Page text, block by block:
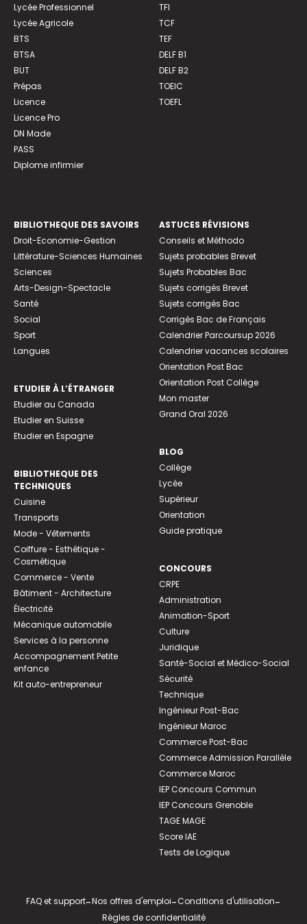
Lycée Professionnel
Lycée Agricole
BTS
BTSA
BUT
Prépas
Licence
Licence Pro
DN Made
PASS
Diplome infirmier
TFI
TCF
TEF
DELF B1
DELF B2
TOEIC
TOEFL
BIBLIOTHEQUE DES SAVOIRS
Droit-Economie-Gestion
Littérature-Sciences Humaines
Sciences
Arts-Design-Spectacle
Santé
Social
Sport
Langues
ETUDIER À L’ÉTRANGER
Etudier au Canada
Etudier en Suisse
Etudier en Espagne
BIBLIOTHEQUE DES
TECHNIQUES
Cuisine
Transports
Mode - Vêtements
Coiffure - Esthétique -
Cosmétique
Commerce - Vente
Bâtiment - Architecture
Électricité
Mécanique automobile
Services à la personne
Accompagnement Petite
enfance
Kit auto-entrepreneur
ASTUCES RÉVISIONS
Conseils et Méthodo
Sujets probables Brevet
Sujets Probables Bac
Sujets corrigés Brevet
Sujets corrigés Bac
Corrigés Bac de Français
Calendrier Parcoursup 2026
Calendrier vacances scolaires
Orientation Post Bac
Orientation Post Collège
Mon master
Grand Oral 2026
BLOG
Collège
Lycée
Supérieur
Orientation
Guide pratique
CONCOURS
CRPE
Administration
Animation-Sport
Culture
Juridique
Santé-Social et Médico-Social
Sécurité
Technique
Ingénieur Post-Bac
Ingénieur Maroc
Commerce Post-Bac
Commerce Admission Parallèle
Commerce Maroc
IEP Concours Commun
IEP Concours Grenoble
TAGE MAGE
Score IAE
Tests de Logique
FAQ et support-Nos offres d'emploi-Conditions d'utilisation-
Règles de confidentialité